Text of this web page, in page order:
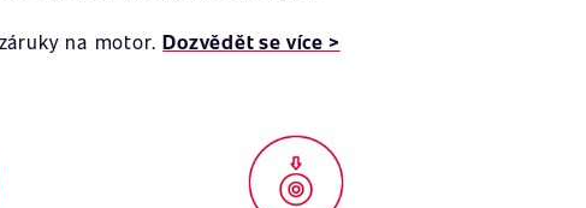
na motor.Dozvědět se více >